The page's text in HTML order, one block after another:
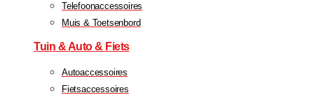
Telefoonaccessoires
Muis & Toetsenbord
Tuin & Auto & Fiets
Autoaccessoires
Fietsaccessoires